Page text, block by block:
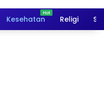
Kesehatan Religi